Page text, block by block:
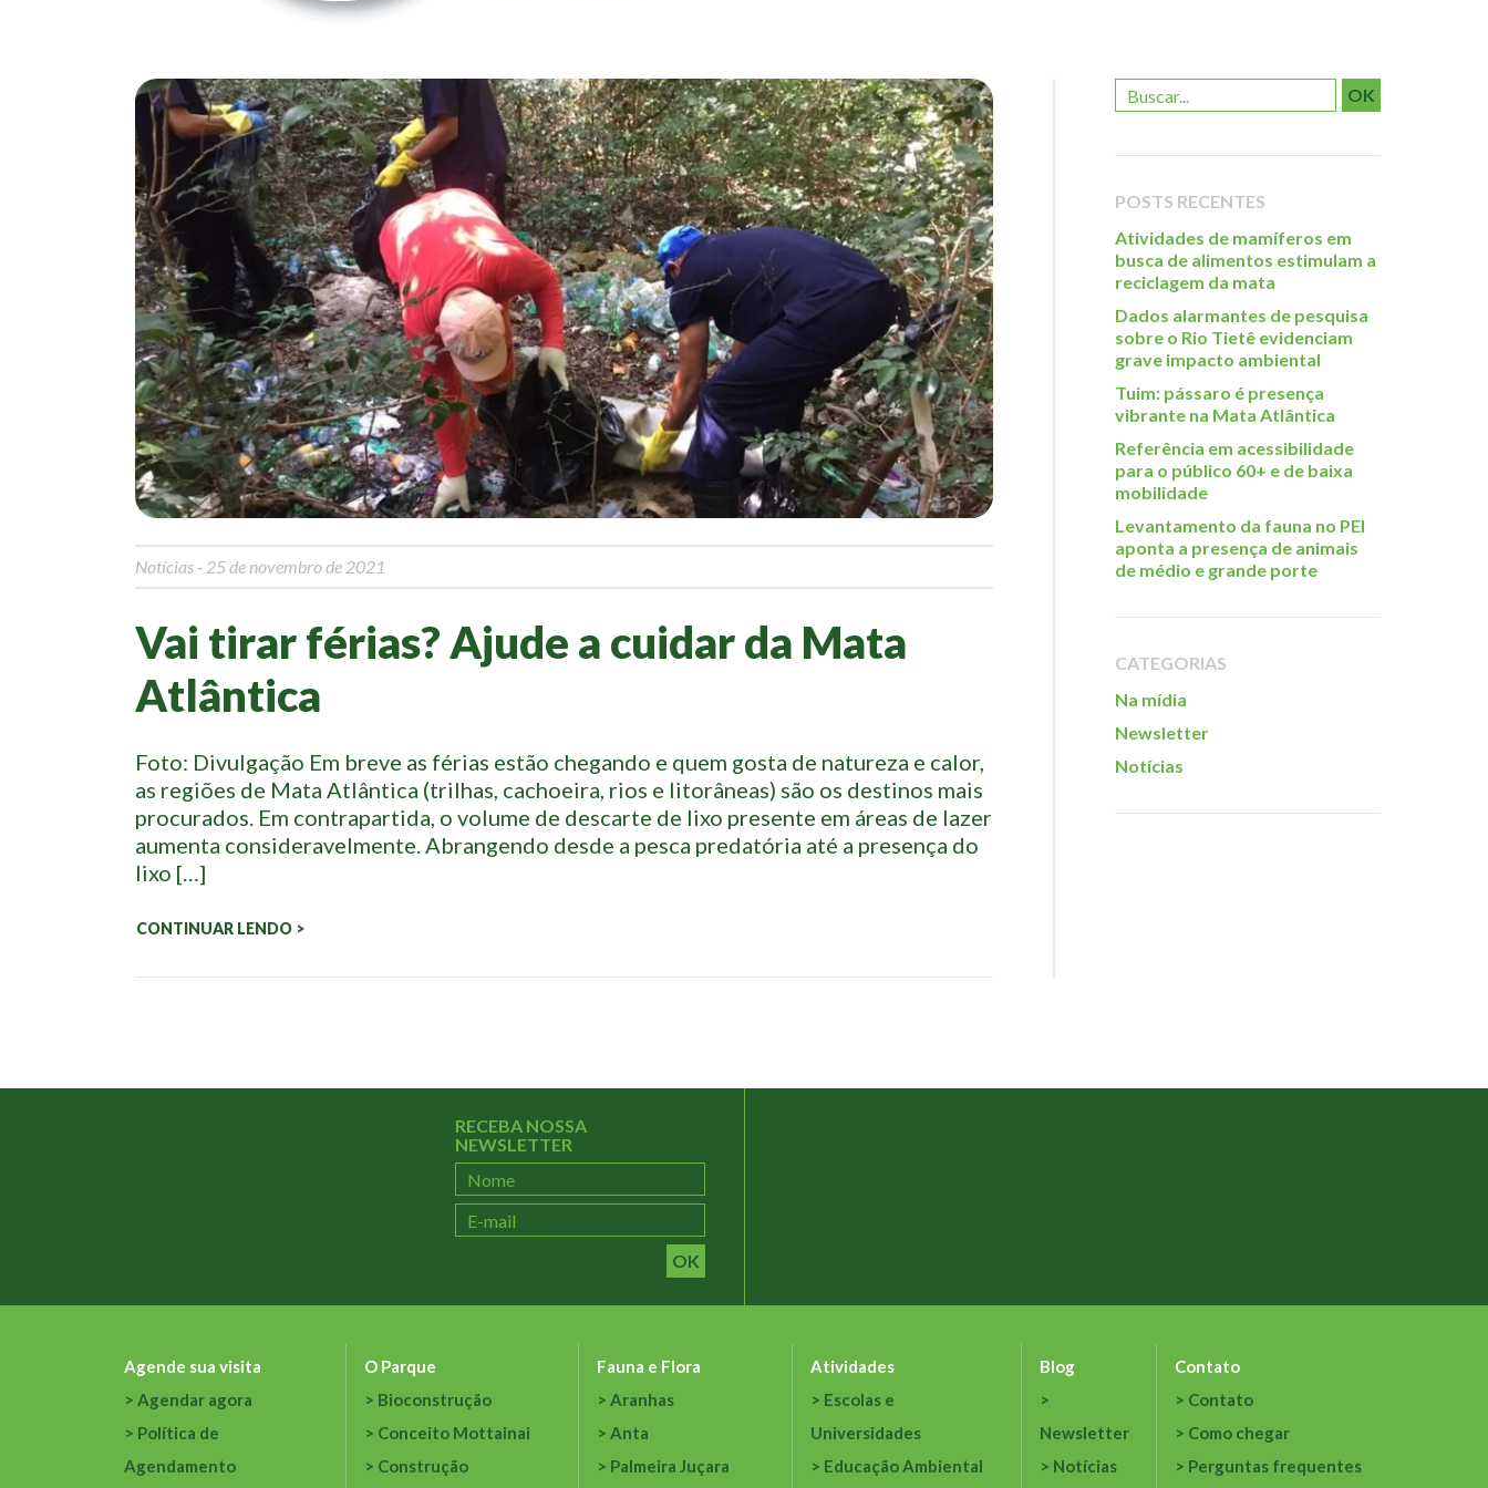
Notícias - 25 de novembro de 2021
Vai tirar férias? Ajude a cuidar da Mata
Atlântica
Foto: Divulgação Em breve as férias estão chegando e quem gosta de natureza e calor,
as regiões de Mata Atlântica (trilhas, cachoeira, rios e litorâneas) são os destinos mais
procurados. Em contrapartida, o volume de descarte de lixo presente em áreas de lazer
aumenta consideravelmente. Abrangendo desde a pesca predatória até a presença do
lixo […]
CONTINUAR LENDO >
OK
POSTS RECENTES
Atividades de mamíferos em
busca de alimentos estimulam a
reciclagem da mata
Dados alarmantes de pesquisa
sobre o Rio Tietê evidenciam
grave impacto ambiental
Tuim: pássaro é presença
vibrante na Mata Atlântica
Referência em acessibilidade
para o público 60+ e de baixa
mobilidade
Levantamento da fauna no PEI
aponta a presença de animais
de médio e grande porte
CATEGORIAS
Na mídia
Newsletter
Notícias
RECEBA NOSSA
NEWSLETTER
OK
Agende sua visita
Agendar agora
Política de
Agendamento
O Parque
Bioconstrução
Conceito Mottainai
Construção
Fauna e Flora
Aranhas
Anta
Palmeira Juçara
Atividades
Escolas e
Universidades
Educação Ambiental
Blog
Newsletter
Notícias
Contato
Contato
Como chegar
Perguntas frequentes